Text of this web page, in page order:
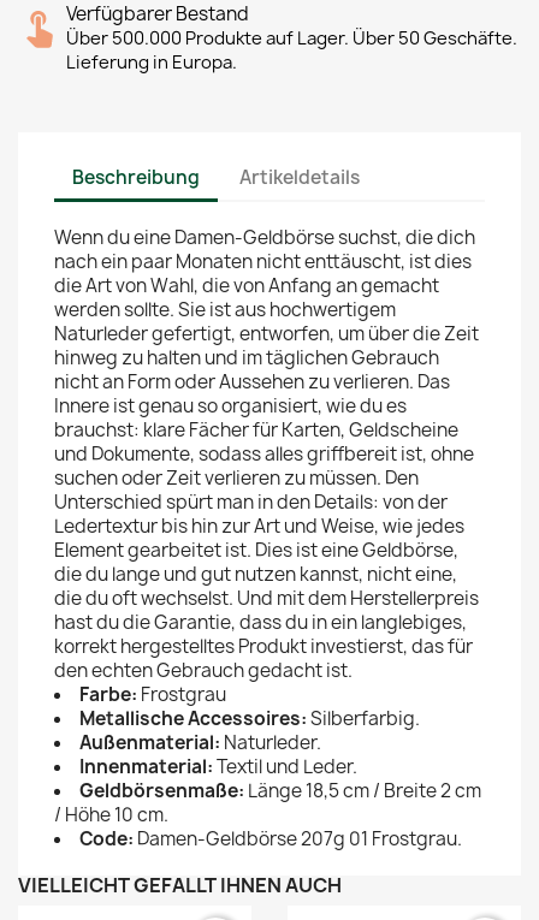
Verfügbarer Bestand
Über 500.000 Produkte auf Lager. Über 50 Geschäfte.
Lieferung in Europa.
Beschreibung Artikeldetails
Wenn du eine Damen-Geldbörse suchst, die dich
nach ein paar Monaten nicht enttäuscht, ist dies
die Art von Wahl, die von Anfang an gemacht
werden sollte. Sie ist aus hochwertigem
Naturleder gefertigt, entworfen, um über die Zeit
hinweg zu halten und im täglichen Gebrauch
nicht an Form oder Aussehen zu verlieren. Das
Innere ist genau so organisiert, wie du es
brauchst: klare Fächer für Karten, Geldscheine
und Dokumente, sodass alles griffbereit ist, ohne
suchen oder Zeit verlieren zu müssen. Den
Unterschied spürt man in den Details: von der
Ledertextur bis hin zur Art und Weise, wie jedes
Element gearbeitet ist. Dies ist eine Geldbörse,
die du lange und gut nutzen kannst, nicht eine,
die du oft wechselst. Und mit dem Herstellerpreis
hast du die Garantie, dass du in ein langlebiges,
korrekt hergestelltes Produkt investierst, das für
den echten Gebrauch gedacht ist.
Farbe: Frostgrau
Metallische Accessoires:Silberfarbig.
Außenmaterial: Naturleder.
Innenmaterial:Textil und Leder.
Geldbörsenmaße: Länge 18,5 cm / Breite 2 cm
/ Höhe 10 cm.
Code: Damen-Geldbörse 207g 01 Frostgrau.
VIELLEICHT GEFÄLLT IHNEN AUCH